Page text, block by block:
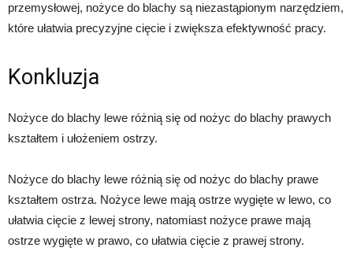
przemysłowej, nożyce do blachy są niezastąpionym narzędziem,
które ułatwia precyzyjne cięcie i zwiększa efektywność pracy.
Konkluzja
Nożyce do blachy lewe różnią się od nożyc do blachy prawych
kształtem i ułożeniem ostrzy.
Nożyce do blachy lewe różnią się od nożyc do blachy prawe
kształtem ostrza. Nożyce lewe mają ostrze wygięte w lewo, co
ułatwia cięcie z lewej strony, natomiast nożyce prawe mają
ostrze wygięte w prawo, co ułatwia cięcie z prawej strony.